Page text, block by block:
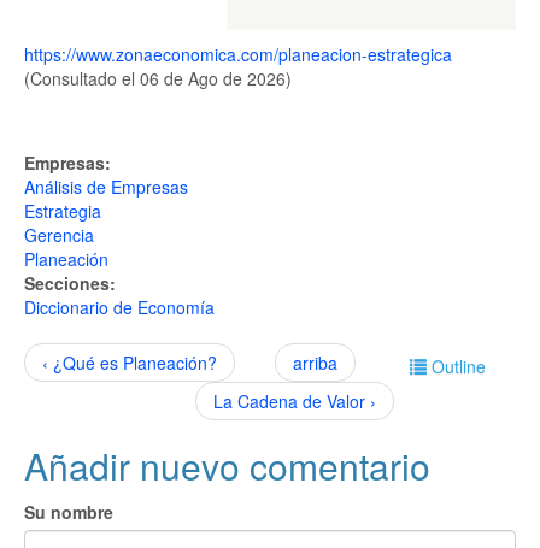
https://www.zonaeconomica.com/planeacion-estrategica
(Consultado el 06 de Ago de 2026)
Empresas:
Análisis de Empresas
Estrategia
Gerencia
Planeación
Secciones:
Diccionario de Economía
Outline
‹ ¿Qué es Planeación?
arriba
La Cadena de Valor ›
Añadir nuevo comentario
Su nombre